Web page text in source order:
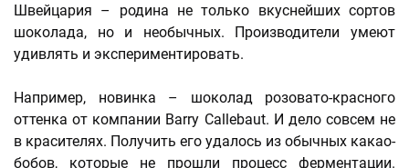
Швейцария – родина не только вкуснейших сортов
шоколада, но и необычных. Производители умеют
удивлять и экспериментировать.
Например, новинка – шоколад розовато-красного
оттенка от компании Barry Callebaut. И дело совсем не
в красителях. Получить его удалось из обычных какао-
бобов, которые не прошли процесс ферментации.